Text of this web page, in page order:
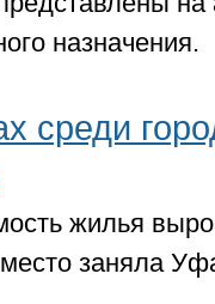
назначения.
среди
жилья
заняла